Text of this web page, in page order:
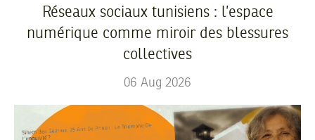
Réseaux sociaux tunisiens : l’espace
numérique comme miroir des blessures
collectives
06 Aug 2026